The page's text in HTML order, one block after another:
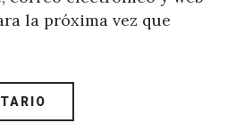
la próxima vez que